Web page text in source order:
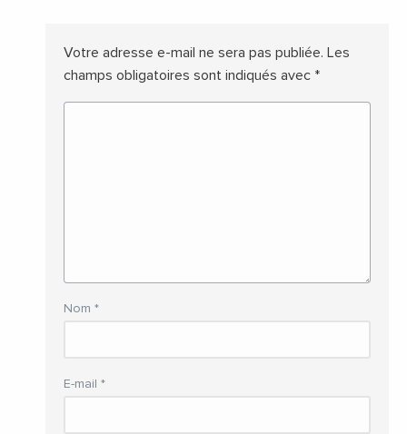
Votre adresse e-mail ne sera pas publiée. Les
champs obligatoires sont indiqués avec *
Nom *
E-mail *